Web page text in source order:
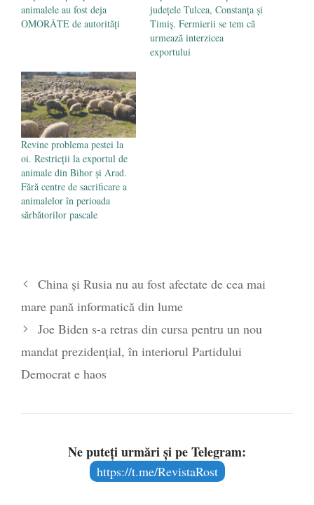
animalele au fost deja
OMORÂTE de autorități
județele Tulcea, Constanța și
Timiș. Fermierii se tem că
urmează interzicea
exportului
Revine problema pestei la
oi. Restricții la exportul de
animale din Bihor și Arad.
Fără centre de sacrificare a
animalelor în perioada
sărbătorilor pascale
China și Rusia nu au fost afectate de cea mai
mare pană informatică din lume
Joe Biden s-a retras din cursa pentru un nou
mandat prezidențial, în interiorul Partidului
Democrat e haos
Ne puteți urmări și pe Telegram:
https://t.me/RevistaRost